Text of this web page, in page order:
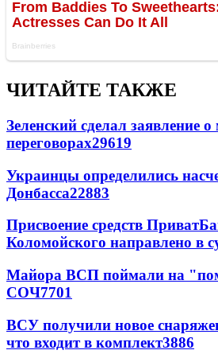
ЧИТАЙТЕ ТАКЖЕ
Зеленский сделал заявление
переговорах29619
Украинцы определились
Донбасса22883
Присвоение средств
Коломойского направлено в
Майора ВСП поймали на
СОЧ7701
ВСУ получили новое
что входит в комплект3886